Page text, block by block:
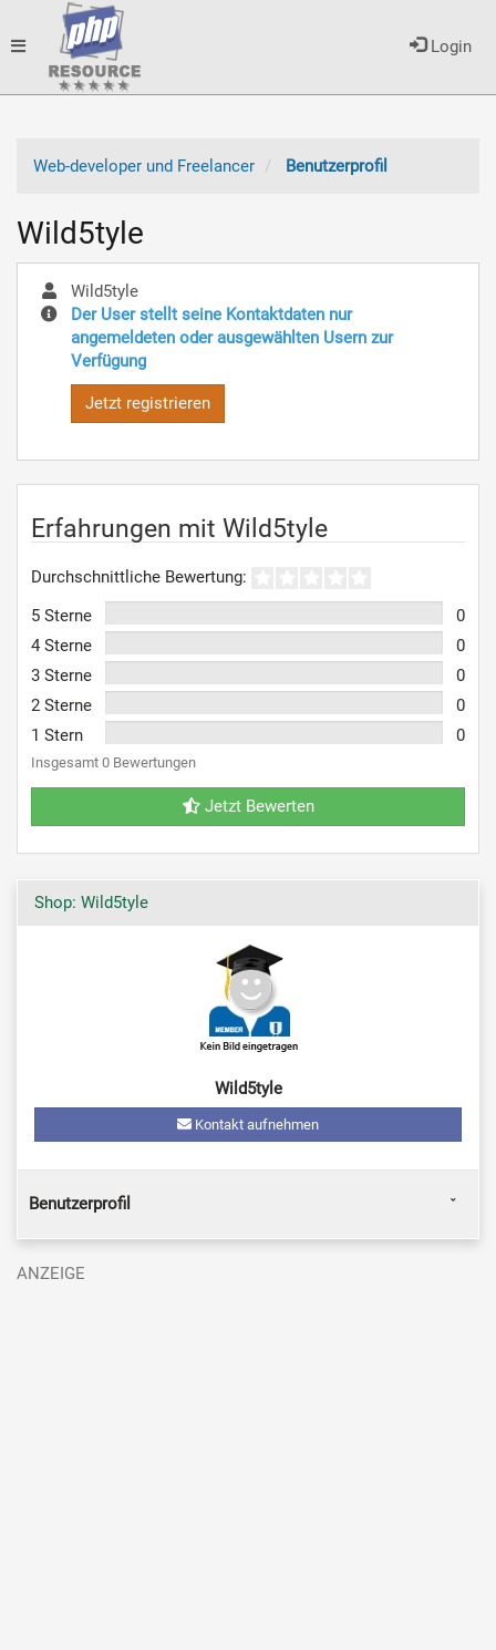
Login
Toggle
Web-developer und Freelancer
Benutzerprofil
Wild5tyle
Wild5tyle
Der User stellt seine Kontaktdaten nur
angemeldeten oder ausgewählten Usern zur
Verfügung
Jetzt registrieren
Erfahrungen mit Wild5tyle
Durchschnittliche Bewertung:
5 Sterne
0
4 Sterne
0
3 Sterne
0
2 Sterne
0
1 Stern
0
Insgesamt 0 Bewertungen
Jetzt Bewerten
Shop: Wild5tyle
Wild5tyle
Kontakt aufnehmen
Benutzerprofil